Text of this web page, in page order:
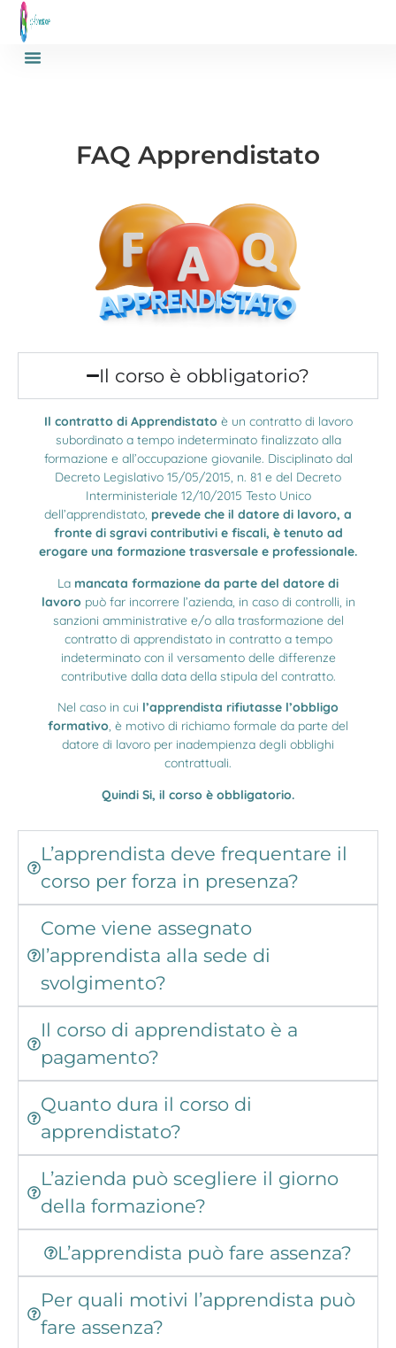
FAQ Apprendistato
Il corso è obbligatorio?
Il contratto di Apprendistatoè un contratto di lavoro
subordinato a tempo indeterminato finalizzato alla
formazione e all’occupazione giovanile. Disciplinato dal
Decreto Legislativo 15/05/2015, n. 81 e del Decreto
Interministeriale 12/10/2015 Testo Unico
dell’apprendistato, prevede che il datore di lavoro, a
fronte di sgravi contributivi e fiscali, è tenuto ad
erogare una formazione trasversale e professionale.
La mancata formazione da parte del datore di
lavoropuò far incorrere l’azienda, in caso di controlli, in
sanzioni amministrative e/o alla trasformazione del
contratto di apprendistato in contratto a tempo
indeterminato con il versamento delle differenze
contributive dalla data della stipula del contratto.
Nel caso in cui l’apprendista rifiutasse l’obbligo
formativo, è motivo di richiamo formale da parte del
datore di lavoro per inadempienza degli obblighi
contrattuali.
Quindi Si, il corso è obbligatorio.
L’apprendista deve frequentare il
corso per forza in presenza?
Come viene assegnato
l’apprendista alla sede di
svolgimento?
Il corso di apprendistato è a
pagamento?
Quanto dura il corso di
apprendistato?
L’azienda può scegliere il giorno
della formazione?
L’apprendista può fare assenza?
Per quali motivi l’apprendista può
fare assenza?